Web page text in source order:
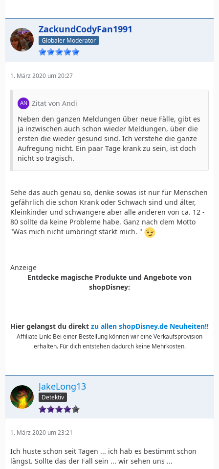
ZackundCodyFan1991
Globaler Moderator
1. März 2020 um 20:27
Zitat von Andi
Neben den ganzen Meldungen über neue Fälle, gibt es
ja inzwischen auch schon wieder Meldungen, über die
ersten die wieder gesund sind. Ich verstehe die ganze
Aufregung nicht. Ein paar Tage krank zu sein, ist doch
nicht so tragisch.
Sehe das auch genau so, denke sowas ist nur für Menschen
gefährlich die schon Krank oder Schwach sind und älter,
Kleinkinder und schwangere aber alle anderen von ca. 12 -
80 sollte da keine Probleme habe. Ganz nach dem Motto
"Was mich nicht umbringt stärkt mich. "
Anzeige
Entdecke magische Produkte und Angebote von
shopDisney:
Hier gelangst du direkt zu allen shopDisney.de Neuheiten!!
Affiliate Link: Bei einer Bestellung können wir eine Verkaufsprovision
erhalten. Für dich entstehen dadurch keine Mehrkosten.
JakeLong13
Detektiv
1. März 2020 um 23:21
Ich huste schon seit Tagen ... ich hab es bestimmt schon
längst. Sollte das der Fall sein ... wir sehen uns ...